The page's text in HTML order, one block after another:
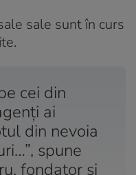
sale sunt în curs
cei din
ai
din nevoia
spune
fondator și